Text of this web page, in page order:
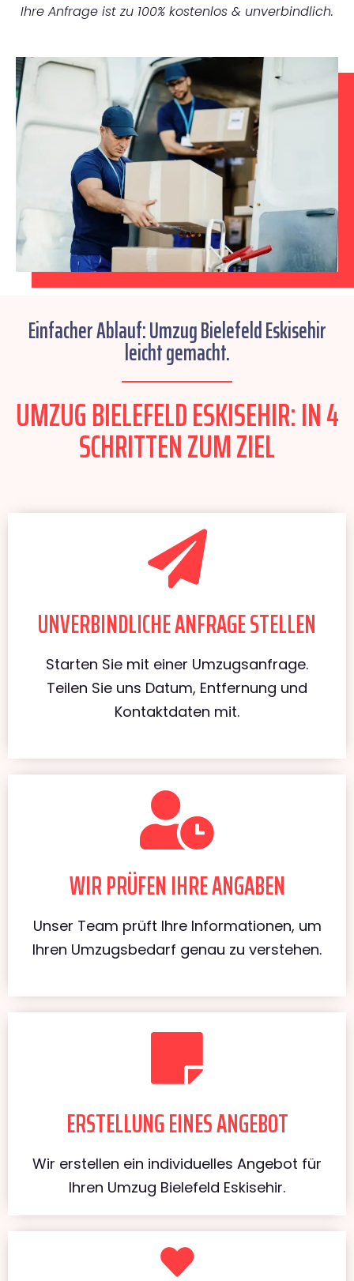
Ihre Anfrage ist zu 100% kostenlos & unverbindlich.
Einfacher Ablauf: Umzug Bielefeld Eskisehir
leicht gemacht.
UMZUG BIELEFELD ESKISEHIR: IN 4
SCHRITTEN ZUM ZIEL
UNVERBINDLICHE ANFRAGE STELLEN
Starten Sie mit einer Umzugsanfrage.
Teilen Sie uns Datum, Entfernung und
Kontaktdaten mit.
WIR PRÜFEN IHRE ANGABEN
Unser Team prüft Ihre Informationen, um
Ihren Umzugsbedarf genau zu verstehen.
ERSTELLUNG EINES ANGEBOT
Wir erstellen ein individuelles Angebot für
Ihren Umzug Bielefeld Eskisehir.